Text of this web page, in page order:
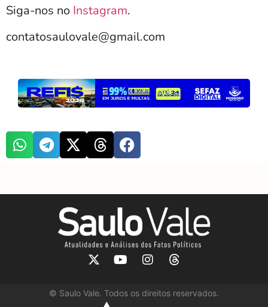
Siga-nos no Instagram.
contatosaulovale@gmail.com
© Saulo Vale. Todos os direitos reservados.